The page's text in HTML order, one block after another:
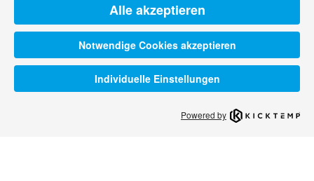
Alle akzeptieren
Notwendige Cookies akzeptieren
Individuelle Einstellungen
Powered by